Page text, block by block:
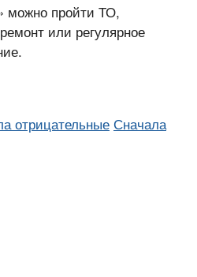
можно пройти ТО,
или регулярное
отрицательные Сначала